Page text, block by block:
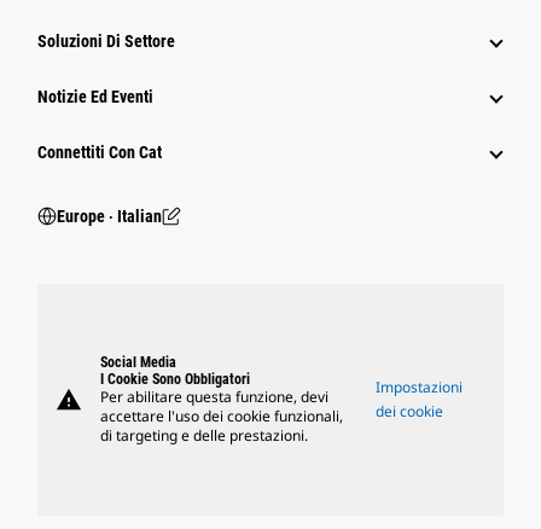
Soluzioni Di Settore
Notizie Ed Eventi
Connettiti Con Cat
Europe ‧ Italian
warning
Social Media
I Cookie Sono Obbligatori
Per abilitare questa funzione, devi
accettare l'uso dei cookie funzionali,
di targeting e delle prestazioni.
Impostazioni
dei cookie